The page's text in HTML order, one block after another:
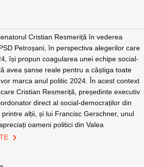
Cristian Resmeriță în vederea
Petroșani, în perspectiva alegerilor care
își propun coagularea unei echipe social-
avea șanse reale pentru a câștiga toate
marca anul politic 2024. În acest context
Cristian Resmeriță, președinte executiv
direct al social-democraților din
alții, și lui Francisc Gerschner, unul
oameni politici din Valea